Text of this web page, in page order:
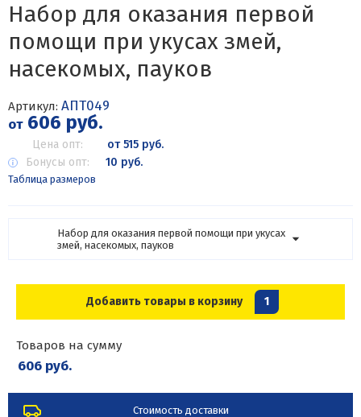
Набор для оказания первой
помощи при укусах змей,
насекомых, пауков
Артикул: АПТ049
от606 руб.
Цена опт:
от 515 руб.
Бонусы опт:
10 руб.
Таблица размеров
Набор для оказания первой помощи при укусах
змей, насекомых, пауков
Добавить товары в корзину 1
Товаров на сумму
606 руб.
Стоимость доставки